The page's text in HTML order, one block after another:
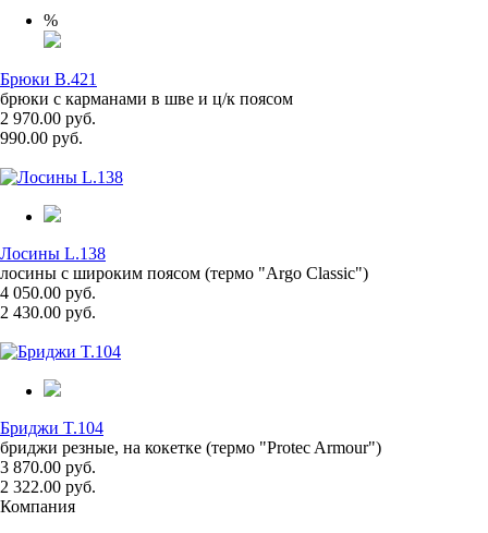
%
Брюки B.421
брюки с карманами в шве и ц/к поясом
2 970.00 руб.
990.00 руб.
Лосины L.138
лосины с широким поясом (термо "Argo Classic")
4 050.00 руб.
2 430.00 руб.
Бриджи T.104
бриджи резные, на кокетке (термо "Protec Armour")
3 870.00 руб.
2 322.00 руб.
Компания